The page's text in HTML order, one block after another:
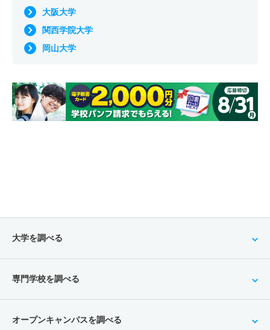
大阪大学
関西学院大学
岡山大学
大学を調べる
専門学校を調べる
オープンキャンパスを調べる